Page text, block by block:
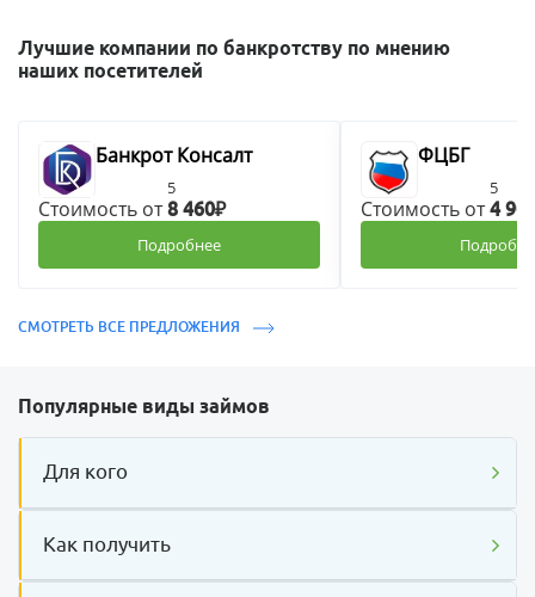
Лучшие компании по банкротству по мнению
наших посетителей
Банкрот Консалт
5
Стоимость от8 460₽
Подробнее
ФЦБГ
5
Стоимость от4
СМОТРЕТЬ ВСЕ ПРЕДЛОЖЕНИЯ
Популярные виды займов
Для кого
Как получить